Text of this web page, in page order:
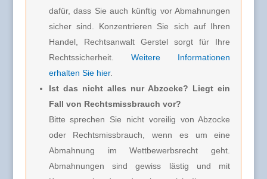
dafür, dass Sie auch künftig vor Abmahnungen
sicher sind. Konzentrieren Sie sich auf Ihren
Handel, Rechtsanwalt Gerstel sorgt für Ihre
Rechtssicherheit. Weitere Informationen
erhalten Sie hier.
Ist das nicht alles nur Abzocke? Liegt ein
Fall von Rechtsmissbrauch vor?
Bitte sprechen Sie nicht voreilig von Abzocke
oder Rechtsmissbrauch, wenn es um eine
Abmahnung im Wettbewerbsrecht geht.
Abmahnungen sind gewiss lästig und mit